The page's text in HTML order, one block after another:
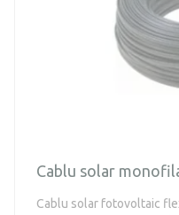
Cablu solar
Cablu solar fotovoltaic